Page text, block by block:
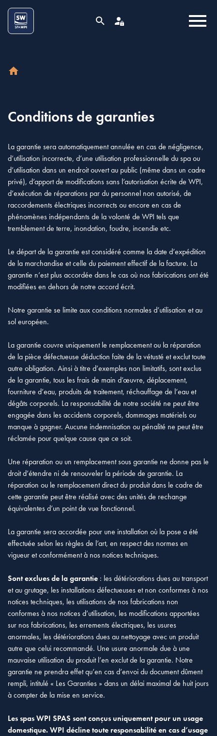
RECHERCHEESPACE PRO
MENU
Conditions de garanties
La garantie sera automatiquement annulée en cas de négligence,
d’utilisation incorrecte, d’une utilisation professionnelle du spa ou
d’utilisation dans un endroit ouvert au public (même dans un cadre
privé), d’apport de modifications sans l’autorisation écrite de WPI,
d’exécution de réparations par du personnel non autorisé, de
raccordements électriques incorrects ou encore en cas de
phénomènes indépendants de la volonté de WPI tels que
tremblement de terre, inondation, foudre, incendie etc.
Le départ de la garantie est considéré comme la date d’expédition
de la marchandise et celle du paiement effectif de la facture. La
garantie n’est plus accordée dans le cas où nos fabrications ont été
modifiées en dehors de notre accord écrit.
Notre garantie se limite aux conditions normales d’utilisation et au
sol européen.
La garantie couvre uniquement le remplacement ou la réparation
de la pièce défectueuse déduction faite de la vétusté et exclut toute
autre obligation. Ainsi à titre d’exemples non limitatifs, sont exclus
de la garantie, tous les frais de main d’œuvre, déplacement,
fourniture d’eau, produits de traitement, réchauffage de l’eau et
dégâts corporels. La responsabilité de notre société ne peut être
engagée dans les accidents corporels, dommages matériels ou
manque à gagner. Aucune indemnisation ou pénalité ne peut être
réclamée pour quelque cause que ce soit.
Une réparation ou un remplacement sous garantie ne donne pas le
droit d’étendre ni de renouveler la période de garantie. La
réparation ou le remplacement direct du produit dans le cadre de
cette garantie peut être réalisé avec des unités de rechange
équivalentes d’un point de vue fonctionnel.
La garantie sera accordée pour une installation où la pose a été
effectuée selon les règles de l’art, en respect des normes en
vigueur et conformément à nos notices techniques.
Sont exclues de la garantie : les détériorations dues au transport
et au grutage, les installations défectueuses et non conformes à nos
notices techniques, les utilisations de nos fabrications non
conformes à nos notices d’utilisation, les modifications apportées
sur nos fabrications, les errements électriques, les usures
anormales, les détériorations dues au nettoyage avec un produit
autre que celui recommandé. Une usure anormale due à une
mauvaise utilisation du produit l’en exclut de la garantie. Notre
garantie ne prendra effet qu’en cas d’envoi du document dûment
rempli, intitulé « Les Garanties » dans un délai maximal de huit jours
à compter de la mise en service.
Les spas WPI SPAS sont conçus uniquement pour un usage
domestique. WPI décline toute responsabilité en cas d’usage